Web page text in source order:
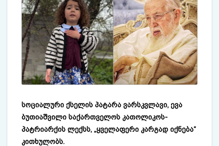
სოციალური ქსელის პატარა ვარსკვლავი, ევა
ბუთიაშვილი საქართველოს კათოლიკოს-
პატრიარქის ლექსს, „ყველაფერი კარგად იქნება“
კითხულობს.